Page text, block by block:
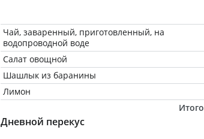
Чай, заваренный, приготовленный, на
водопроводной воде
Салат овощной
Шашлык из баранины
Лимон
Итого
Дневной перекус